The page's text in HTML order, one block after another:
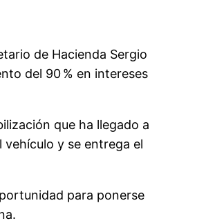
de Hacienda Sergio
del 90% en intereses
que ha llegado a
y se entrega el
para ponerse